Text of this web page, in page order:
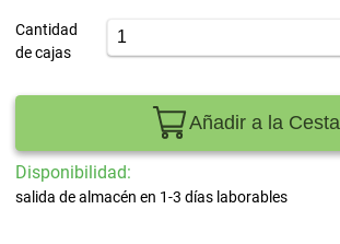
Cantidad
de cajas
Añadir a la Cesta
Disponibilidad:
salida de almacén en 1-3 días laborables